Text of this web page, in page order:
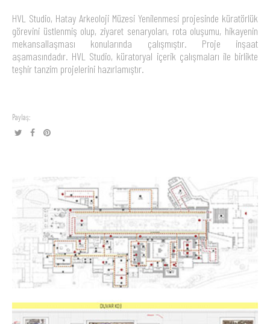
HVL Studio, Hatay Arkeoloji Müzesi Yenilenmesi projesinde küratörlük
görevini üstlenmiş olup, ziyaret senaryoları, rota oluşumu, hikayenin
mekansallaşması konularında çalışmıştır. Proje inşaat
aşamasındadır. HVL Studio, küratoryal içerik çalışmaları ile birlikte
teşhir tanzim projelerini hazırlamıştır.
Paylaş: